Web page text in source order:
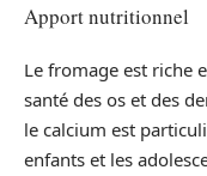
Apport nutritionnel
Le fromage est riche
santé des os et des
le calcium est
enfants et les